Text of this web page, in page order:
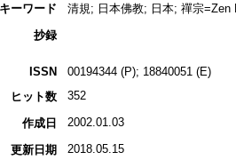
キーワード
清規; 日本佛教; 日本; 禪宗
抄録
ISSN
00194344 (P); 18840051 (E)
ヒット数
352
作成日 2002.01.03
更新日期 2018.05.15